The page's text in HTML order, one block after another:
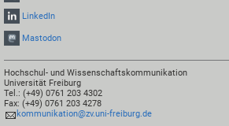
LinkedIn
Mastodon
Hochschul- und Wissenschaftskommunikation
Universität Freiburg
Tel.: (+49) 0761 203 4302
Fax: (+49) 0761 203 4278
kommunikation@zv.uni-freiburg.de